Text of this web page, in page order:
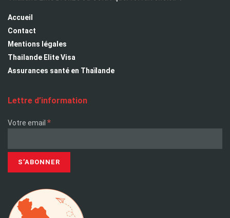
Accueil
Contact
Mentions légales
Thailande Elite Visa
Assurances santé en Thaïlande
Lettre d’information
Votre email *